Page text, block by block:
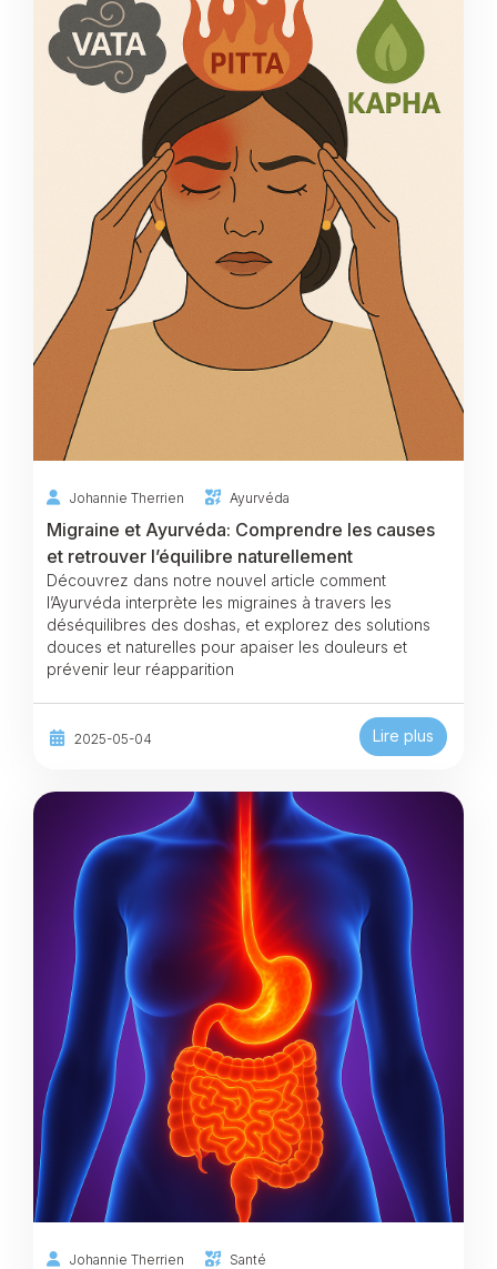
Johannie Therrien Ayurvéda
Migraine et Ayurvéda: Comprendre les causes
et retrouver l’équilibre naturellement
Découvrez dans notre nouvel article comment
l’Ayurvéda interprète les migraines à travers les
déséquilibres des doshas, et explorez des solutions
douces et naturelles pour apaiser les douleurs et
prévenir leur réapparition
2025-05-04 Lire plus
Johannie Therrien Santé